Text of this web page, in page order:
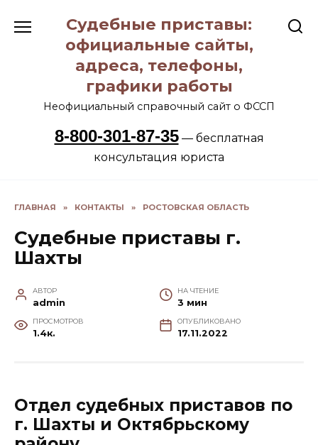
содержанию
Судебные приставы:
официальные сайты,
адреса, телефоны,
графики работы
Неофициальный справочный сайт о ФССП
8-800-301-87-35— бесплатная
консультация юриста
ГЛАВНАЯ » КОНТАКТЫ » РОСТОВСКАЯ ОБЛАСТЬ
Судебные приставы г.
Шахты
АВТОР
admin
НА ЧТЕНИЕ
3 мин
ПРОСМОТРОВ
1.4к.
ОПУБЛИКОВАНО
17.11.2022
Отдел судебных приставов по
г. Шахты и Октябрьскому